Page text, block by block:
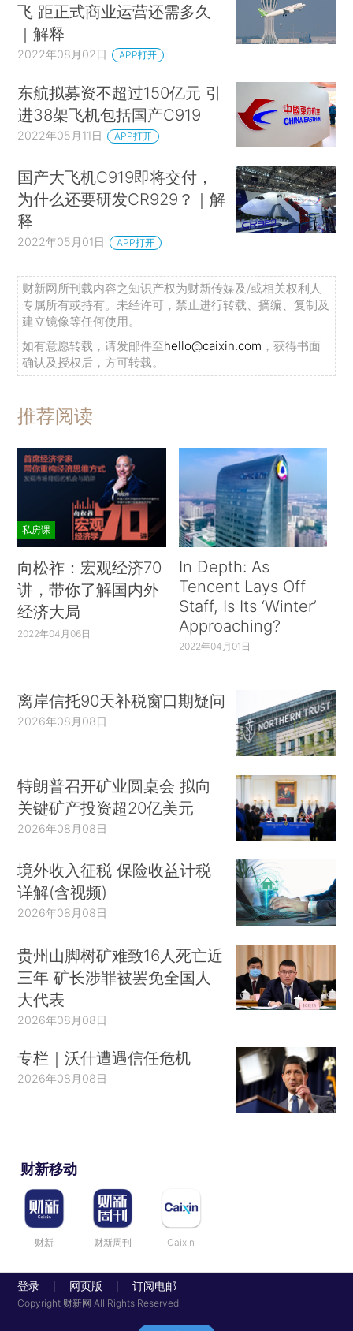
飞 距正式商业运营还需多久
｜解释
2022年08月02日 APP打开
东航拟募资不超过150亿元 引
进38架飞机包括国产C919
2022年05月11日 APP打开
国产大飞机C919即将交付，
为什么还要研发CR929？｜解
释
2022年05月01日 APP打开
财新网所刊载内容之知识产权为财新传媒及/或相关权利人
专属所有或持有。未经许可，禁止进行转载、摘编、复制及
建立镜像等任何使用。
如有意愿转载，请发邮件至hello@caixin.com ，获得书面
确认及授权后，方可转载。
推荐阅读
私房课
向松祚：宏观经济70
讲，带你了解国内外
经济大局
2022年04月06日
In Depth: As
Tencent Lays Off
Staff, Is Its ‘Winter’
Approaching?
2022年04月01日
离岸信托90天补税窗口期疑问
2026年08月08日
特朗普召开矿业圆桌会 拟向
关键矿产投资超20亿美元
2026年08月08日
境外收入征税 保险收益计税
详解(含视频)
2026年08月08日
贵州山脚树矿难致16人死亡近
三年 矿长涉罪被罢免全国人
大代表
2026年08月08日
专栏｜沃什遭遇信任危机
2026年08月08日
财新移动
财新 财新周刊 Caixin
登录 网页版 订阅电邮
Copyright 财新网 All Rights Reserved